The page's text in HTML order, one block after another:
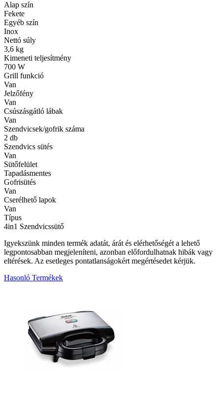
Alap szín
Fekete
Egyéb szín
Inox
Nettó súly
3,6 kg
Kimeneti teljesítmény
700 W
Grill funkció
Van
Jelzőfény
Van
Csúszásgátló lábak
Van
Szendvicsek/gofrik száma
2 db
Szendvics sütés
Van
Sütőfelület
Tapadásmentes
Gofrisütés
Van
Cserélhető lapok
Van
Típus
4in1 Szendvicssütő
Igyekszünk minden termék adatát, árát és elérhetőségét a lehető
legpontosabban megjeleníteni, azonban előfordulhatnak hibák vagy
eltérések. Az esetleges pontatlanságokért megértésedet kérjük.
Hasonló Termékek